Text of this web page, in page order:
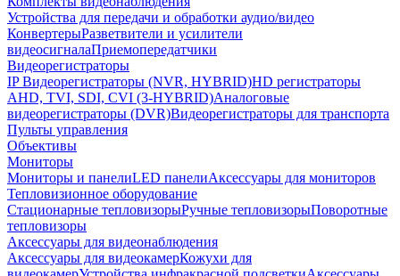
Устройства для передачи и обработки аудио/видео
КонвертерыРазветвители и усилители
видеосигналаПриемопередатчики
Видеорегистраторы
IP Видеорегистраторы (NVR, HYBRID)HD регистраторы
AHD, TVI, SDI, CVI (3-HYBRID)Аналоговые
видеорегистраторы (DVR)Видеорегистраторы для транспорта
Пульты управления
Объективы
Мониторы
Мониторы и панелиLED панелиАксессуары для мониторов
Тепловизионное оборудование
Стационарные тепловизорыРучные тепловизорыПоворотные
тепловизоры
Аксессуары для видеонаблюдения
Аксессуары для видеокамерКожухи для